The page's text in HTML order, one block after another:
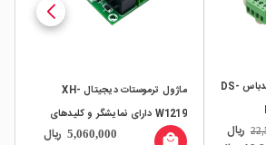
ترانسمیتر دما RTD به مدباس DS-
ریال
ماژول ترموستات دیجیتال XH-
W1219 دارای نمایشگر و کلیدهای
کنترلی
5,060,000 ریال